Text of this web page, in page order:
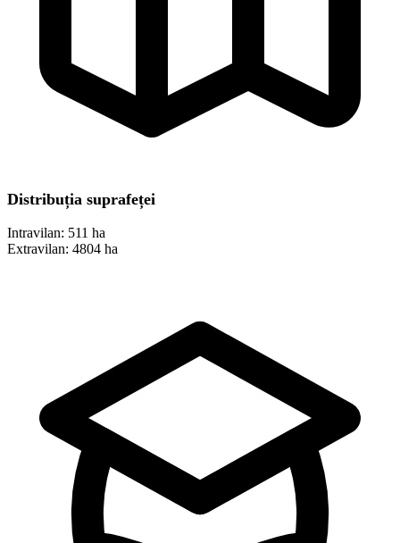
Distribuția suprafeței
Intravilan: 511 ha
Extravilan: 4804 ha